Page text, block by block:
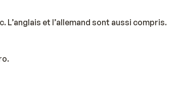
L’anglais et l’allemand sont aussi compris.